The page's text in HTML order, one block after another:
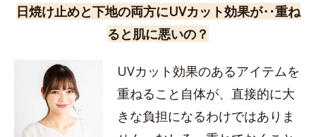
日焼け止めと下地の両方にUVカット効果が‥重ね
ると肌に悪いの？
UVカット効果のあるアイテムを
重ねること自体が、直接的に大
きな負担になるわけではありま